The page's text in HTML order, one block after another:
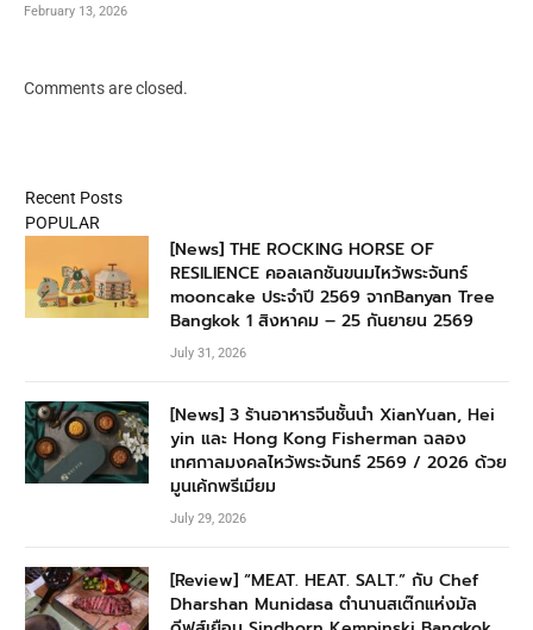
February 13, 2026
Comments are closed.
Recent Posts
POPULAR
[News] THE ROCKING HORSE OF
RESILIENCE คอลเลกชันขนมไหว้พระจันทร์
mooncake ประจำปี 2569 จากBanyan Tree
Bangkok 1 สิงหาคม – 25 กันยายน 2569
July 31, 2026
[News] 3 ร้านอาหารจีนชั้นนำ XianYuan, Hei
yin และ Hong Kong Fisherman ฉลอง
เทศกาลมงคลไหว้พระจันทร์ 2569 / 2026 ด้วย
มูนเค้กพรีเมียม
July 29, 2026
[Review] “MEAT. HEAT. SALT.” กับ Chef
Dharshan Munidasa ตำนานสเต๊กแห่งมัล